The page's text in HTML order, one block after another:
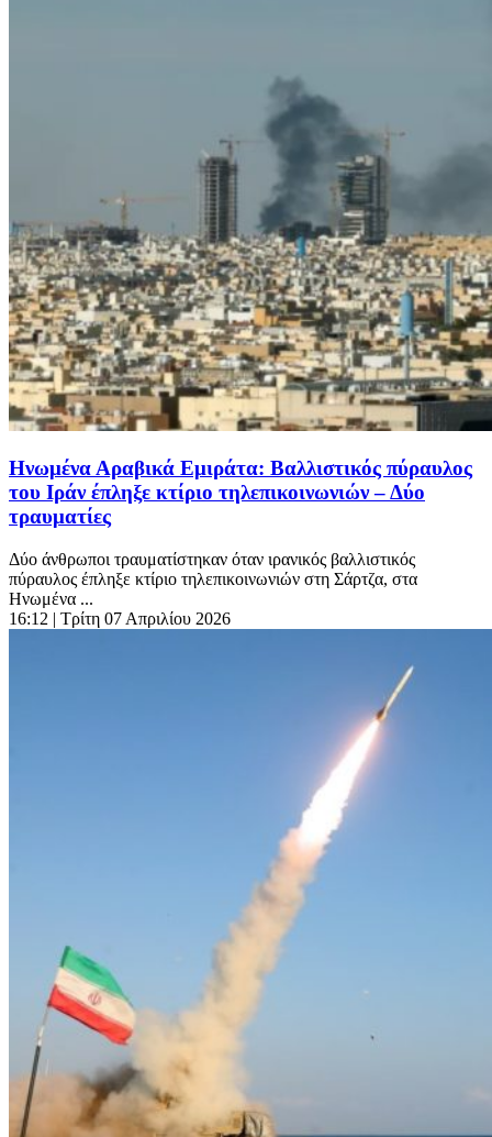
Ηνωμένα Αραβικά Εμιράτα: Βαλλιστικός πύραυλος
του Ιράν έπληξε κτίριο τηλεπικοινωνιών – Δύο
τραυματίες
Δύο άνθρωποι τραυματίστηκαν όταν ιρανικός βαλλιστικός
πύραυλος έπληξε κτίριο τηλεπικοινωνιών στη Σάρτζα, στα
Ηνωμένα ...
16:12 | Τρίτη 07 Απριλίου 2026